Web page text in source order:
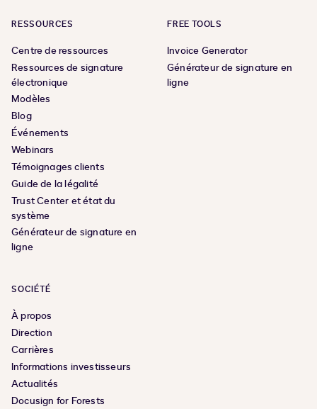
RESSOURCES
Centre de ressources
Ressources de signature
électronique
Modèles
Blog
Événements
Webinars
Témoignages clients
Guide de la légalité
Trust Center et état du
système
Générateur de signature en
ligne
FREE TOOLS
Invoice Generator
Générateur de signature en
ligne
SOCIÉTÉ
À propos
Direction
Carrières
Informations investisseurs
Actualités
Docusign for Forests